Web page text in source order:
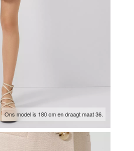
Ons model is 180 cm en draagt maat 36.